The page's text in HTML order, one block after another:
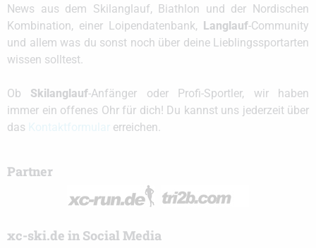
News aus dem Skilanglauf, Biathlon und der Nordischen
Kombination, einer Loipendatenbank, Langlauf-Community
und allem was du sonst noch über deine Lieblingssportarten
wissen solltest.
Ob Skilanglauf-Anfänger oder Profi-Sportler, wir haben
immer ein offenes Ohr für dich! Du kannst uns jederzeit über
das
erreichen.
Partner
xc-ski.de in Social Media